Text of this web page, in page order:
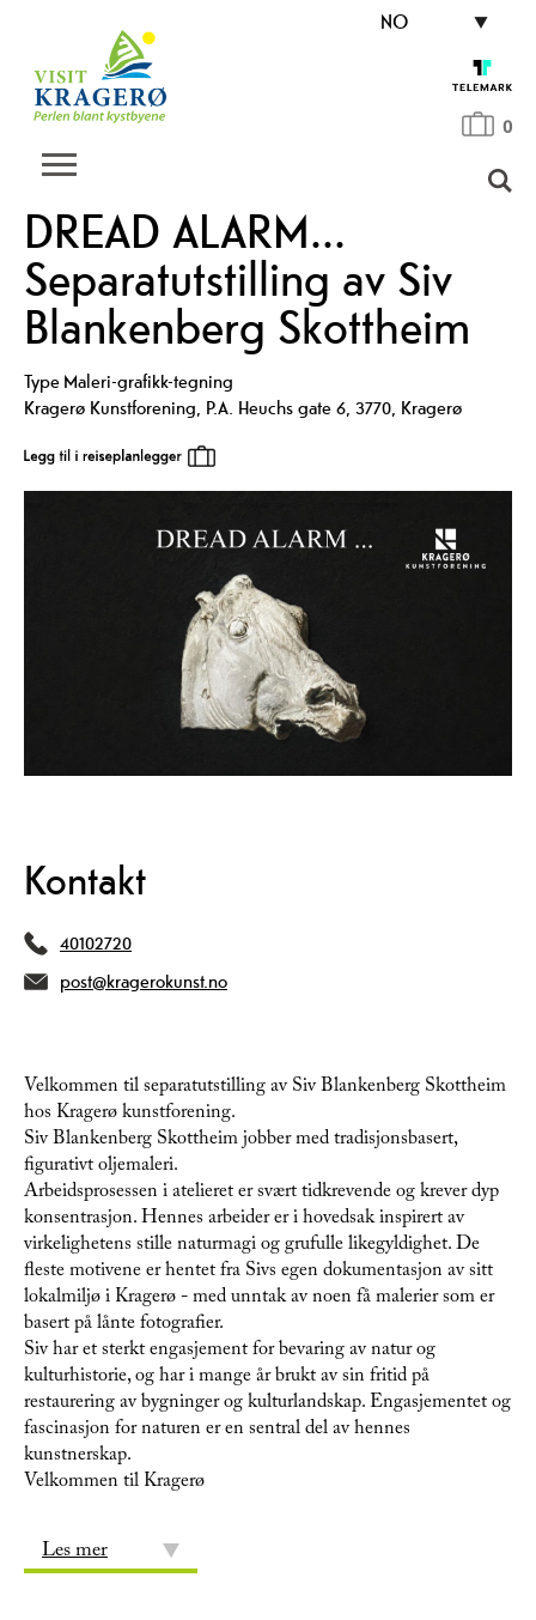
NO
0
DREAD ALARM...
Separatutstilling av Siv
Blankenberg Skottheim
TypeMaleri-grafikk-tegning
Kragerø Kunstforening, P.A. Heuchs gate 6, 3770, Kragerø
Kontakt
40102720
post@kragerokunst.no
Velkommen til separatutstilling av Siv Blankenberg Skottheim
hos Kragerø kunstforening.
Siv Blankenberg Skottheim jobber med tradisjonsbasert,
figurativt oljemaleri.
Arbeidsprosessen i atelieret er svært tidkrevende og krever dyp
konsentrasjon. Hennes arbeider er i hovedsak inspirert av
virkelighetens stille naturmagi og grufulle likegyldighet. De
fleste motivene er hentet fra Sivs egen dokumentasjon av sitt
lokalmiljø i Kragerø - med unntak av noen få malerier som er
basert på lånte fotografier.
Siv har et sterkt engasjement for bevaring av natur og
kulturhistorie, og har i mange år brukt av sin fritid på
restaurering av bygninger og kulturlandskap. Engasjementet og
fascinasjon for naturen er en sentral del av hennes
kunstnerskap.
Velkommen til Kragerø
Les mer